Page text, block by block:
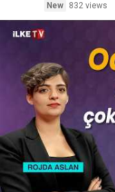
New
832 views